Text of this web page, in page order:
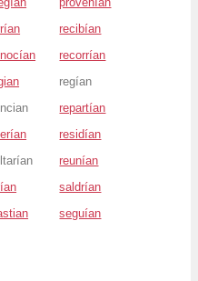
recibían
recorrían
regían
repartían
residían
reunían
saldrían
seguían